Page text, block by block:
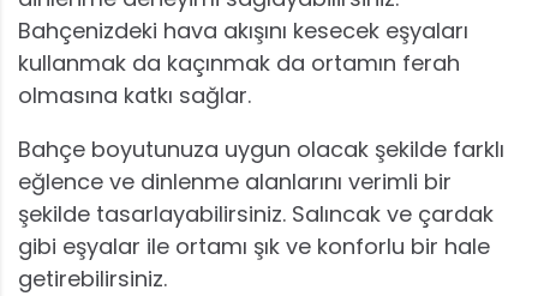
Bahçenizdeki hava akışını kesecek eşyaları
kullanmak da kaçınmak da ortamın ferah
olmasına katkı sağlar.
Bahçe boyutunuza uygun olacak şekilde farklı
eğlence ve dinlenme alanlarını verimli bir
şekilde tasarlayabilirsiniz. Salıncak ve çardak
gibi eşyalar ile ortamı şık ve konforlu bir hale
getirebilirsiniz.